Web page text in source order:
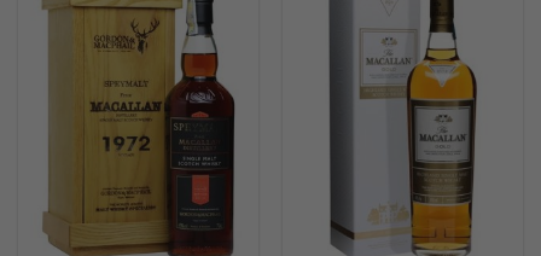
WISHLIST
ADD TO
WISHLIST